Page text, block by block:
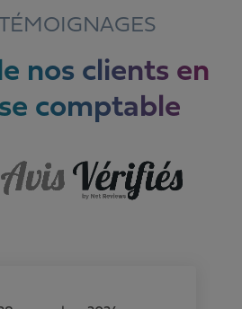
nos clients en
comptable